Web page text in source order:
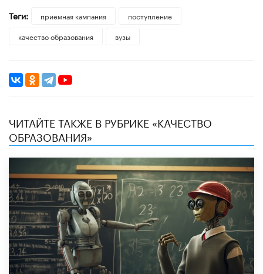
Теги:
приемная кампания
поступление
качество образования
вузы
ЧИТАЙТЕ ТАКЖЕ В РУБРИКЕ «КАЧЕСТВО
ОБРАЗОВАНИЯ»